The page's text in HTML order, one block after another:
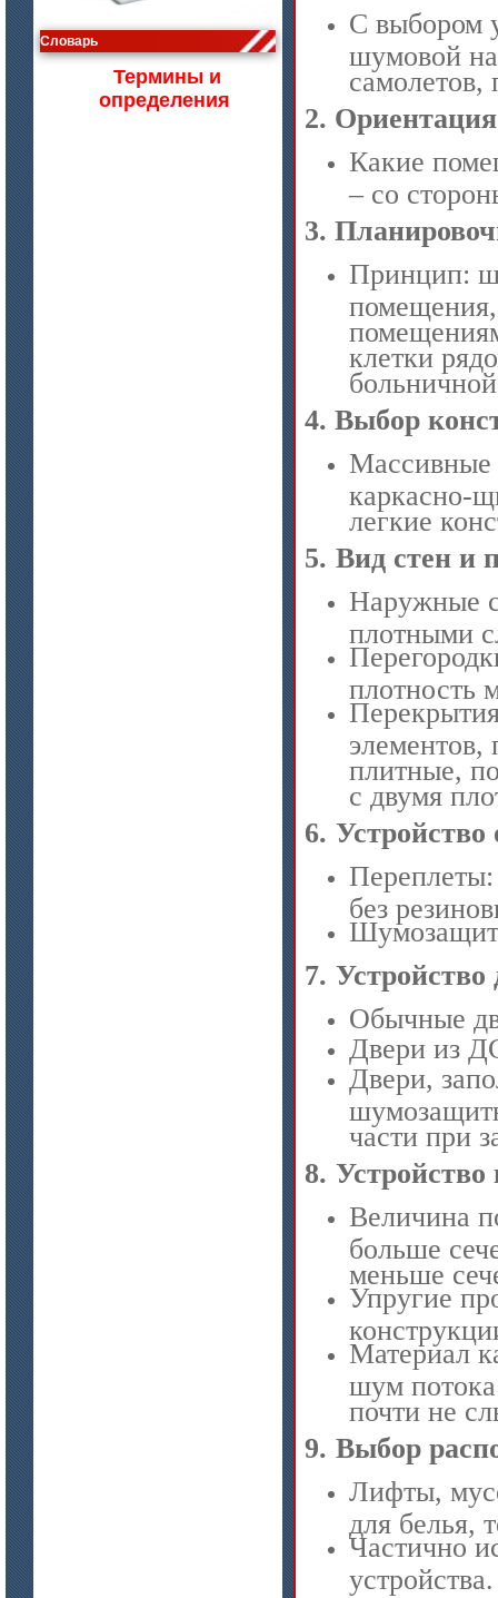
цена по запросу
Изделия МКРВ-200, МКРВХ-250
Словарь
Термины и
определения
С выбором
шумовой
2.
Какие
– со
3.
Принцип:
помещения,
клетки
4. Выбор
Массивные
каркасно-
легкие
5. Вид стен и
Наружные
плотными
плотность
элементов,
плитные,
с двумя
6. Устройство
без
7. Устройство
Обычные
Двери из
Двери,
части при
8. Устройство
Величина
больше
меньше
Упругие
Материал
шум
почти не
9. Выбор
Лифты,
для белья,
Частично
устройства.